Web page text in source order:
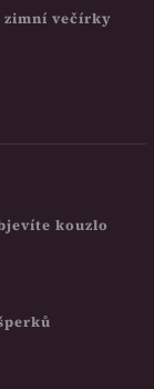
zimní večírky
kouzlo